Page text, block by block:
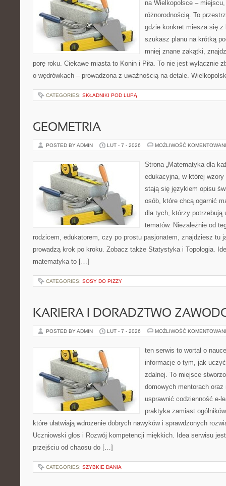
na Wielkopolsce –
różnorodnością. To
gdzie konkret miesza się
szukasz planu na krótką
mniej znane zakątki,
porę roku. Ciekawe miasta to Konin i Piła. To nie jest wyłącznie
o wędrówkach – prowadzona z uważnością na detale.
CATEGORIES: SKŁADNIKI POD LUPĄ
GEOMETRIA
POSTED BY ADMIN LUT - 7 - 2026 MOŻLIWOŚĆ
Strona „Matematyka dla
edukacyjna, w której
stają się językiem opisu
osób, które chcą ogarnić
dla tych, którzy potrzebują
tematów. Niezależnie od
rodzicem, edukatorem, czy po prostu pasjonatem, znajdziesz tu
prowadzą krok po kroku. Zobacz także Statystyka i Topologia.
matematyka to […]
CATEGORIES: SOSY DO PIZZY
KARIERA I DORADZTWO
POSTED BY ADMIN LUT - 7 - 2026 MOŻLIWOŚĆ
ten serwis to wortal o
informacje o tym, jak
zdalnej. To miejsce
domowych mentorach
usprawnić codzienność e-
praktyka zamiast
które ułatwiają wdrożenie dobrych nawyków i sprawdzonych
Uczniowski głos i Rozwój kompetencji miękkich. Idea serwisu
przejściu od chaosu do […]
CATEGORIES: SZYBKIE DANIA